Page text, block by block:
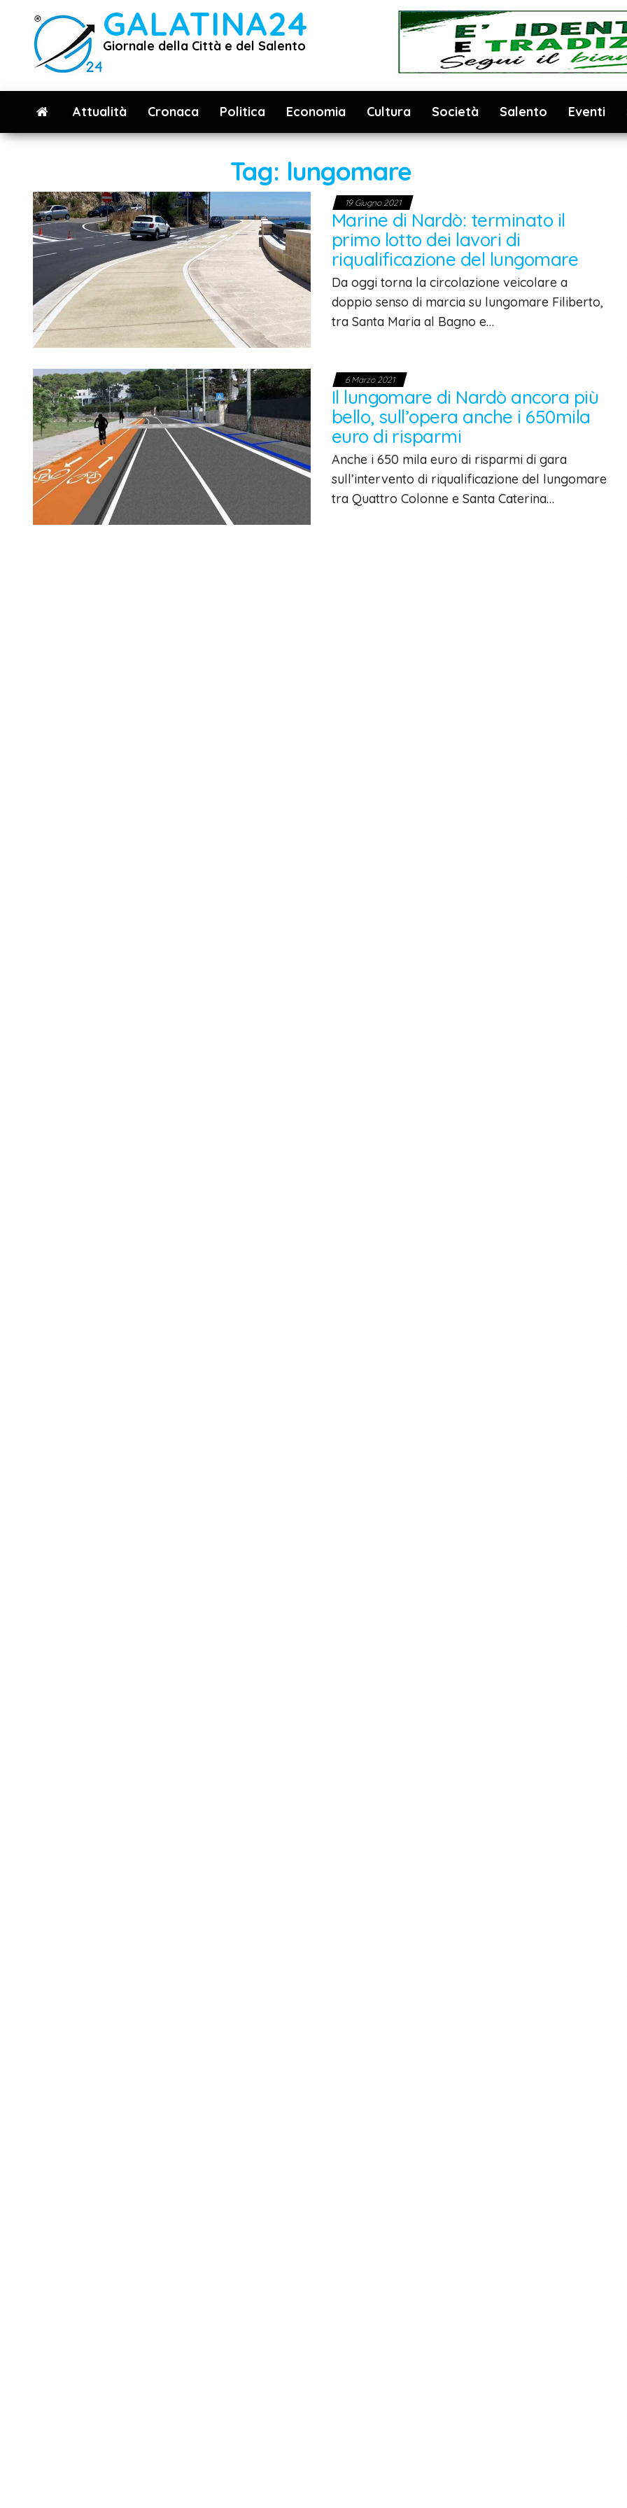
contenuto
GALATINA24
Giornale della Città e del Salento
Attualità Cronaca Politica Economia Cultura Società Salento Eventi
Tag: lungomare
19 Giugno 2021
Marine di Nardò: terminato il
primo lotto dei lavori di
riqualificazione del lungomare
Da oggi torna la circolazione veicolare a
doppio senso di marcia su lungomare Filiberto,
tra Santa Maria al Bagno e…
6 Marzo 2021
Il lungomare di Nardò ancora più
bello, sull’opera anche i 650mila
euro di risparmi
Anche i 650 mila euro di risparmi di gara
sull’intervento di riqualificazione del lungomare
tra Quattro Colonne e Santa Caterina…